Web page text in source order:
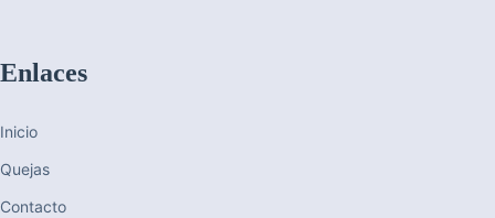
Enlaces
Inicio
Quejas
Contacto